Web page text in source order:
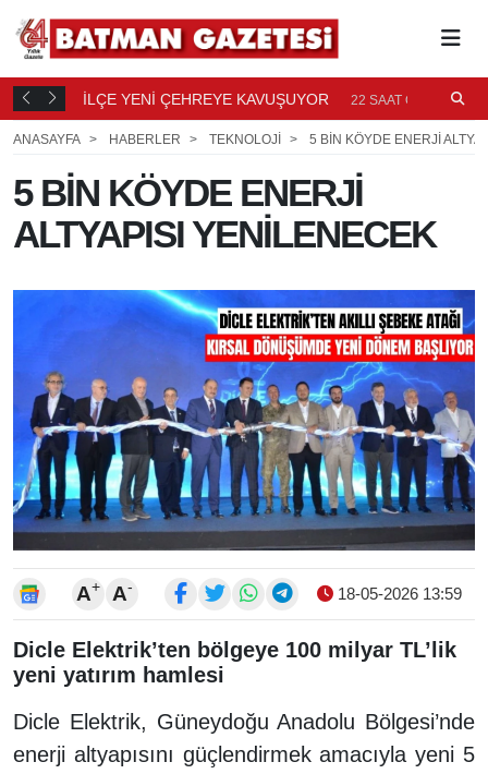
22 İLÇE YENİ ÇEHREYE KAVUŞUYOR 22 SAAT ÖNCE
ANASAYFA
HABERLER TEKNOLOJİ 5 BİN KÖYDE ENERJİ
5 BİN KÖYDE ENERJİ
ALTYAPISI YENİLENECEK
A+ A- 18-05-2026 13:59
Dicle Elektrik’ten bölgeye 100 milyar TL’lik
yeni yatırım hamlesi
Dicle Elektrik, Güneydoğu Anadolu Bölgesi’nde
enerji altyapısını güçlendirmek amacıyla yeni 5